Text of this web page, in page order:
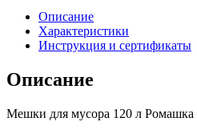
Описание
Характеристики
Инструкция и сертификаты
Описание
Мешки для мусора 120 л Ромашка